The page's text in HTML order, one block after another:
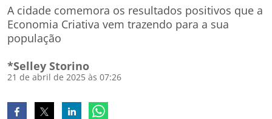
A cidade comemora os resultados positivos que a
Economia Criativa vem trazendo para a sua
população
*Selley Storino
21 de abril de 2025 às 07:26